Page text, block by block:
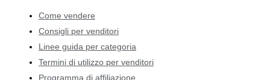
Come vendere
Consigli per venditori
Linee guida per categoria
Termini di utilizzo per venditori
Programma di affiliazione